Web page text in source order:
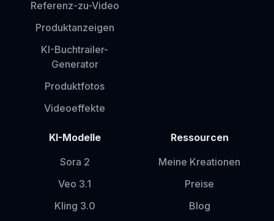
Referenz-zu-Video
Produktanzeigen
KI-Buchtrailer-
Generator
Produktfotos
Videoeffekte
KI-Modelle
Sora 2
Veo 3.1
Kling 3.0
Ressourcen
Meine Kreationen
Preise
Blog